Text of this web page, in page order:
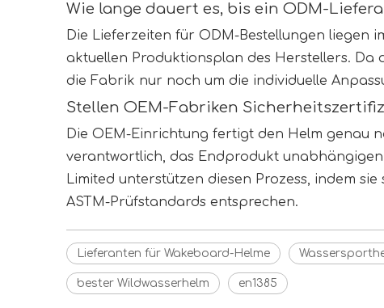
Wie lange dauert es, bis ein ODM-
Die Lieferzeiten für ODM-Bestellungen liegen
aktuellen Produktionsplan des Herstellers. Da
die Fabrik nur noch um die individuelle
Stellen OEM-Fabriken
Die OEM-Einrichtung fertigt den Helm genau
verantwortlich, das Endprodukt
Limited unterstützen diesen Prozess, indem
ASTM-Prüfstandards entsprechen.
Lieferanten für Wakeboard-Helme
bester Wildwasserhelm en1385